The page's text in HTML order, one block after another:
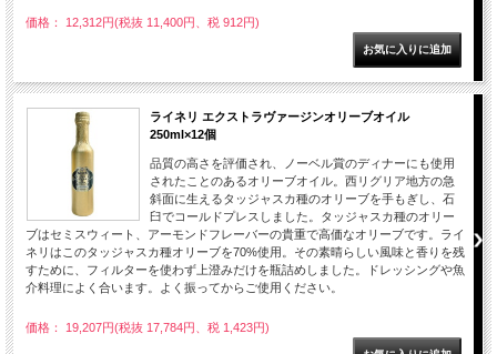
価格： 12,312円(税抜 11,400円、税 912円)
ライネリ エクストラヴァージンオリーブオイル
250ml×12個
品質の高さを評価され、ノーベル賞のディナーにも使用
されたことのあるオリーブオイル。西リグリア地方の急
斜面に生えるタッジャスカ種のオリーブを手もぎし、石
臼でコールドプレスしました。タッジャスカ種のオリー
ブはセミスウィート、アーモンドフレーバーの貴重で高価なオリーブです。ライ
ネリはこのタッジャスカ種オリーブを70%使用。その素晴らしい風味と香りを残
すために、フィルターを使わず上澄みだけを瓶詰めしました。ドレッシングや魚
介料理によく合います。よく振ってからご使用ください。
価格： 19,207円(税抜 17,784円、税 1,423円)